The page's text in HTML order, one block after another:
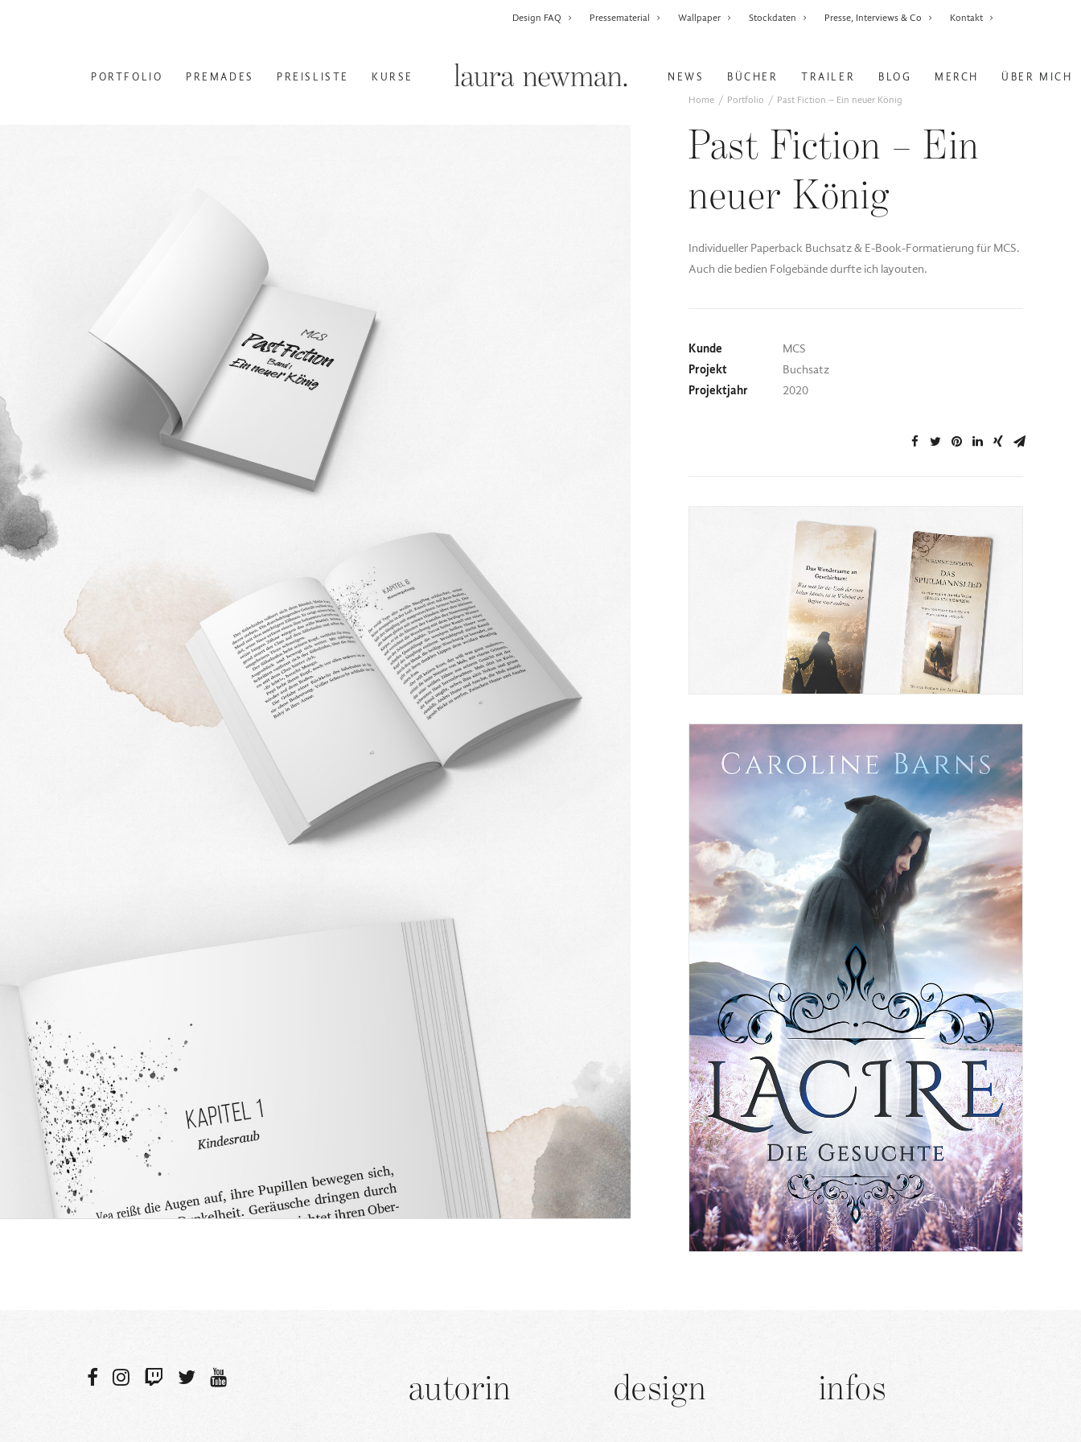
Design FAQ Pressematerial Wallpaper Stockdaten Presse, Interviews & Co Kontakt
PORTFOLIO PREMADES PREISLISTE KURSE NEWS BÜCHER TRAILER BLOG MERCH ÜBER MICH
Home Portfolio Past Fiction – Ein neuer König
Past Fiction – Ein
neuer König
Individueller Paperback Buchsatz & E-Book-Formatierung für MCS.
Auch die bedien Folgebände durfte ich layouten.
Kunde
MCS
Projekt
Buchsatz
Projektjahr
2020
autorin design infos